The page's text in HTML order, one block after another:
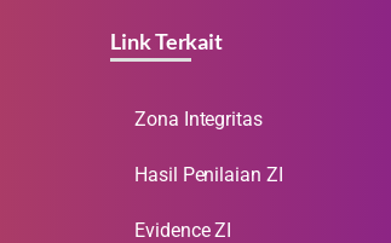
Link Terkait
Zona Integritas
Hasil Penilaian ZI
Evidence ZI